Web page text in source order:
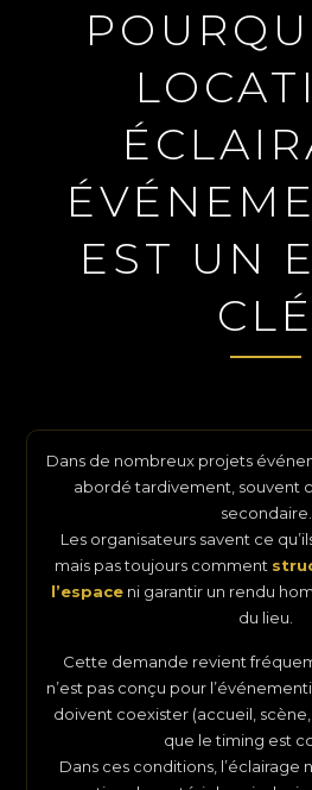
EST UN
CLÉ
Dans de nombreux projets
abordé tardivement, souvent
secondaire.
Les organisateurs savent ce
mais pas toujours comment
l’espaceni garantir un rendu
du lieu.
Cette demande revient
n’est pas conçu pour
doivent coexister (accueil,
que le timing est
Dans ces conditions, l’éclairage